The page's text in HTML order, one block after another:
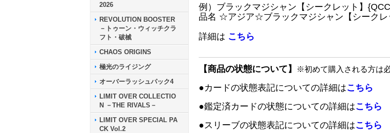
2026
REVOLUTION BOOSTER
－トゥーン・ウィッチクラ
フト・破械
CHAOS ORIGINS
極光のライジング
オーバーラッシュパック4
LIMIT OVER COLLECTIO
N －THE RIVALS－
LIMIT OVER SPECIAL PA
CK Vol.2
例）ブラックマジシャン【シークレット】
品名 ☆アジア☆ブラックマジシャン【シークレ
詳細は こちら
【商品の状態について】 ※初めて購入される方は
●カードの状態表記についての詳細はこちら
●鑑定済カードの状態についての詳細はこちら
●スリーブの状態表記についての詳細はこちら